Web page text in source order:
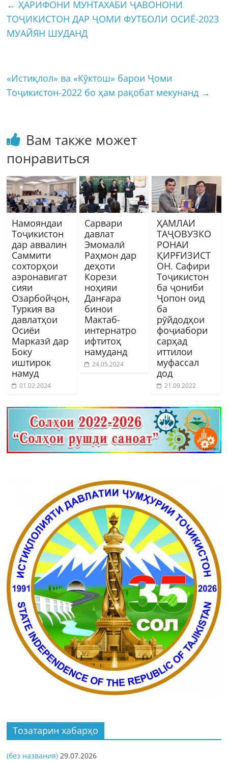
← ҲАРИФОНИ МУНТАХАБИ ҶАВОНОНИ
ТОҶИКИСТОН ДАР ҶОМИ ФУТБОЛИ ОСИЁ-2023
МУАЙЯН ШУДАНД
«Истиқлол» ва «Кӯктош» барои Ҷоми
Тоҷикистон-2022 бо ҳам рақобат мекунанд →
Вам также может
понравиться
Намояндаи
Тоҷикистон
дар аввалин
Саммити
сохторҳои
аэронавигат
сияи
Озарбойҷон,
Туркия ва
давлатҳои
Осиёи
Марказӣ дар
Боку
иштирок
намуд
01.02.2024
Сарвари
давлат
Эмомалӣ
Раҳмон дар
деҳоти
Корези
ноҳияи
Данғара
бинои
Мактаб-
интернатро
ифтитоҳ
намуданд
24.05.2024
ҲАМЛАИ
ТАҶОВУЗКО
РОНАИ
ҚИРҒИЗИСТ
ОН. Сафири
Тоҷикистон
ба ҷониби
Ҷопон оид
ба
рӯйдодҳои
фоҷиабори
сарҳад
иттилои
муфассал
дод
21.09.2022
Тозатарин хабарҳо
(без названия) 29.07.2026